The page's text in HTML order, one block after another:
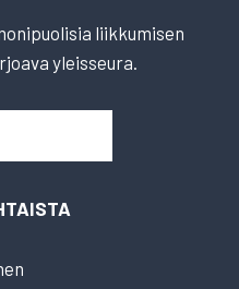
liikkumisen
yleisseura.